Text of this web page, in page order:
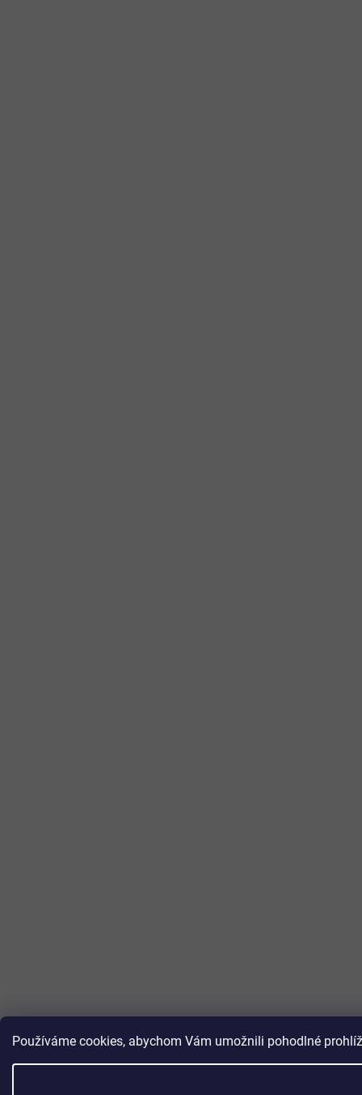
Používáme cookies, abychom Vám umožnili pohodlné